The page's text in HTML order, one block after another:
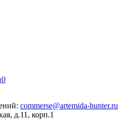
0
commerse@artemida-hunter.ru
д.11, корп.1